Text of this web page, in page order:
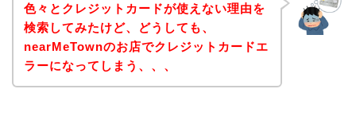
色々とクレジットカードが使えない理由を
検索してみたけど、どうしても、
nearMeTownのお店でクレジットカードエ
ラーになってしまう、、、